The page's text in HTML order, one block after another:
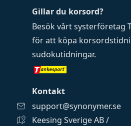
Gillar du korsord?
Besök vårt systerföretag
för att köpa
sudokutidningar.
Kontakt
support@synonymer.se
Keesing Sverige AB /